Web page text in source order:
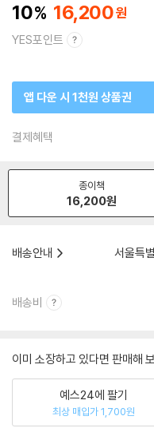
10 16,200
YES포인트
앱 다운 시 1천원 상품권
결제혜택
종이책
16,200원
배송안내
서울특
배송비
이미 소장하고 있다면 판매해
예스24에 팔기
최상 매입가 1,700원